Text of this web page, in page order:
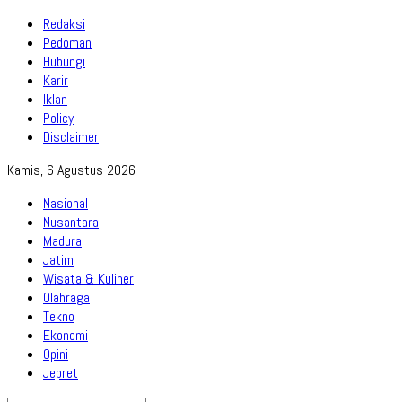
Redaksi
Pedoman
Hubungi
Karir
Iklan
Policy
Disclaimer
Kamis, 6 Agustus 2026
Nasional
Nusantara
Madura
Jatim
Wisata & Kuliner
Olahraga
Tekno
Ekonomi
Opini
Jepret